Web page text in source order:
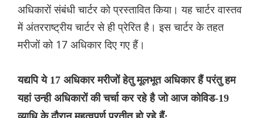
अधिकारों संबंधी चार्टर को प्रस्तावित किया। यह चार्टर वास्तव
में अंतरराष्ट्रीय चार्टर से ही प्रेरित है। इस चार्टर के तहत
मरीजों को 17 अधिकार दिए गए हैं।
यद्यपि ये 17 अधिकार मरीजों हेतु मूलभूत अधिकार हैं परंतु हम
यहां उन्ही अधिकारों की चर्चा कर रहे है जो आज कोविड-19